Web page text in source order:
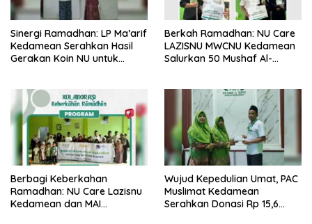
Sinergi Ramadhan: LP Ma’arif
Kedamean Serahkan Hasil
Gerakan Koin NU untuk
Berkah Ramadhan: NU Care
LAZISNU MWCNU Kedamean
Salurkan 50 Mushaf Al-
Berbagi Keberkahan
Ramadhan: NU Care Lazisnu
Kedamean dan MAI
Wujud Kepedulian Umat, PAC
Muslimat Kedamean
Serahkan Donasi Rp 15,6